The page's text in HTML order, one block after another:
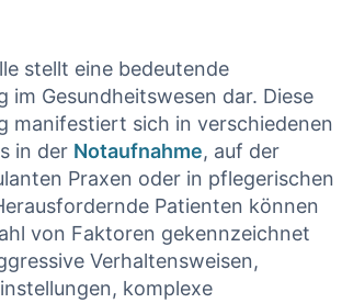
stellt⁤ eine bedeutende
im Gesundheitswesen dar.‍ Diese
manifestiert sich in⁣ verschiedenen
in der Notaufnahme, auf⁣ der
Praxen oder in pflegerischen
Patienten können
von Faktoren ⁢gekennzeichnet
Verhaltensweisen,
komplexe